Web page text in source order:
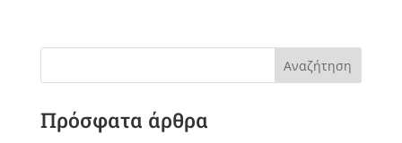
Αναζήτηση
Πρόσφατα άρθρα